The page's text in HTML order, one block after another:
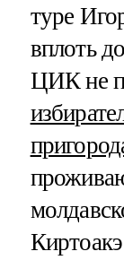
туре
вплоть
ЦИК не